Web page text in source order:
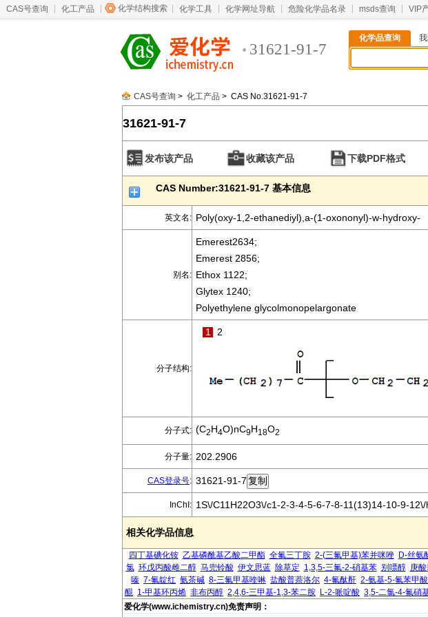
CAS号查询 化工产品 化学结构搜索 化学工具 化学网址导航 危险化学品名录 msds查询 VIP
31621-91-7
化学品查询
CAS号查询 > 化工产品 > CAS No.31621-91-7
31621-91-7
发布该产品 收藏该产品 下载PDF格式
CAS Number:31621-91-7 基本信息
英文名: Poly(oxy-1,2-ethanediyl),a-(1-oxononyl)-w-hydroxy-
别名:
Emerest2634;
Emerest 2856;
Ethox 1122;
Glytex 1240;
Polyethylene glycolmonopelargonate
分子结构:
1 2
分子式: (C2H4O)nC9H18O2
分子量: 202.2906
CAS登录号: 31621-91-7
InChI: 1S\/C11H22O3\/c1-2-3-4-5-6-7-8-11(13)14-10-9-
相关化学品信息
四丁基碘化铵 乙基磷酰基乙酸二甲酯 全氟三丁胺 2-(三氟甲基)苯并咪唑 D-丝氨
氯 环戊丙酸雌二醇 马兜铃酸 伊文思蓝 除草定 1,3,5-三氟-2-硝基苯 别嘌醇 庚
嗪 7-氟靛红 氨茶碱 8-三氟甲基喹啉 盐酸普萘洛尔 4-氟酞酐 2-氨基-5-氟苯甲
醌 1-甲基环丙烯 非布丙醇 2,4,6-三甲基-1,3-苯二胺 L-2-哌啶酸 3,5-二氯-4-氟硝
爱化学(www.ichemistry.cn)免责声明：